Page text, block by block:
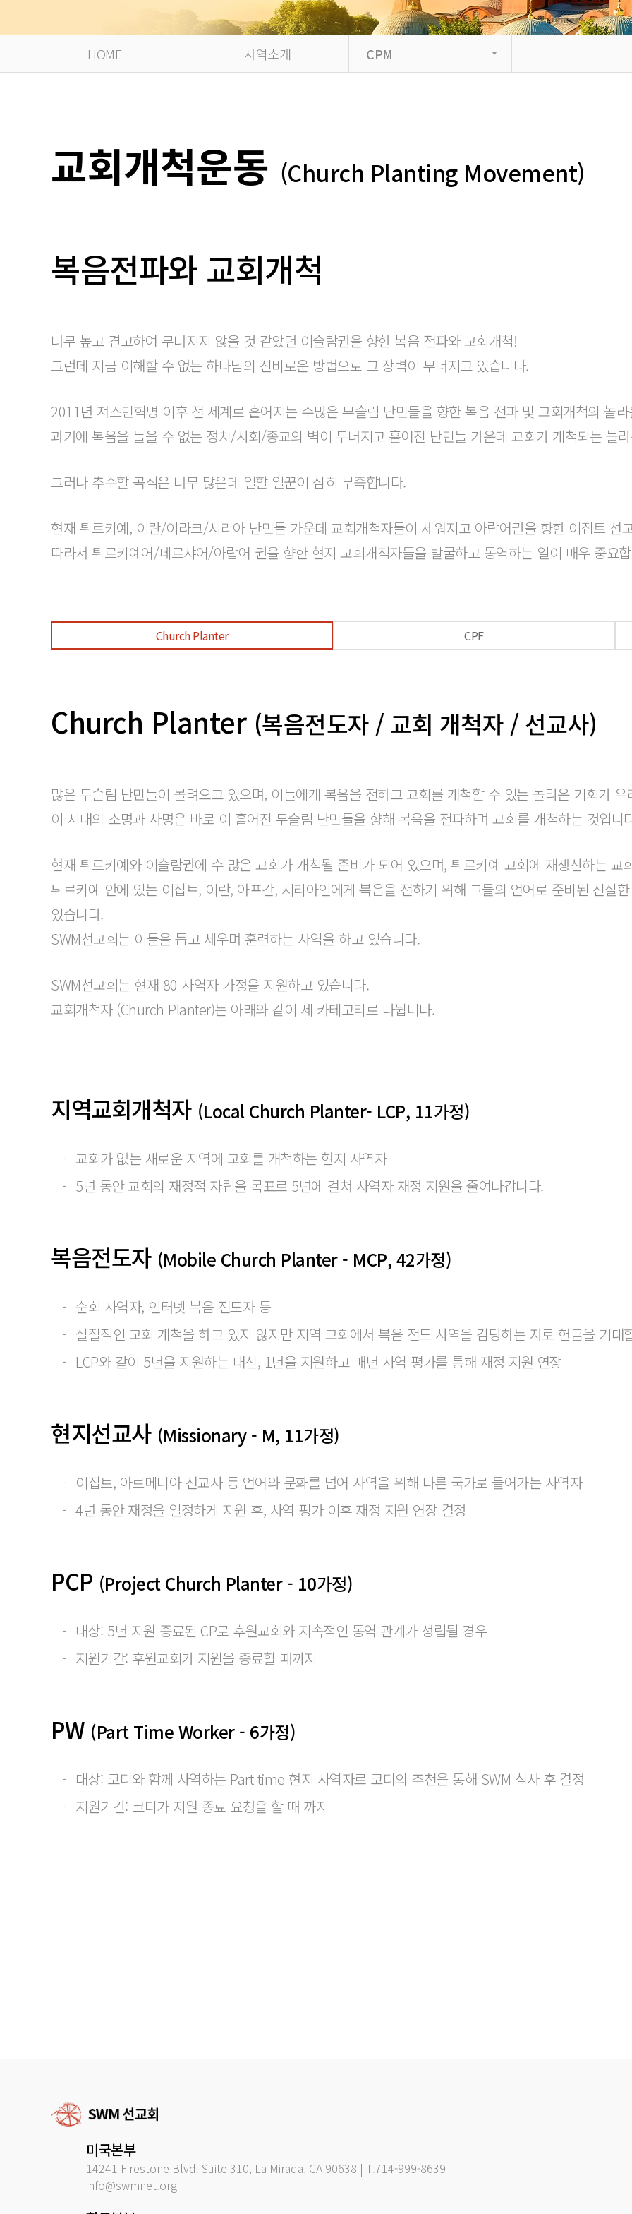
HOME 사역소개 CPM
교회개척운동 (Church Planting Movement)
복음전파와 교회개척
너무 높고 견고하여 무너지지 않을 것 같았던 이슬람권을 향한 복음 전파와 교회개척!
그런데 지금 이해할 수 없는 하나님의 신비로운 방법으로 그 장벽이 무너지고 있습니다.
2011년 져스민혁명 이후 전 세계로 흩어지는 수많은 무슬림 난민들을 향한 복음 전파 및 교회개척의 놀
과거에 복음을 들을 수 없는 정치/사회/종교의 벽이 무너지고 흩어진 난민들 가운데 교회가 개척되는 놀
그러나 추수할 곡식은 너무 많은데 일할 일꾼이 심히 부족합니다.
현재 튀르키예, 이란/이라크/시리아 난민들 가운데 교회개척자들이 세워지고 아랍어권을 향한 이집트 선
따라서 튀르키예어/페르샤어/아랍어 권을 향한 현지 교회개척자들을 발굴하고 동역하는 일이 매우 중요
Church Planter CPF
Church Planter (복음전도자 / 교회 개척자 / 선교사)
많은 무슬림 난민들이 몰려오고 있으며, 이들에게 복음을 전하고 교회를 개척할 수 있는 놀라운 기회가
이 시대의 소명과 사명은 바로 이 흩어진 무슬림 난민들을 향해 복음을 전파하며 교회를 개척하는 것입니
현재 튀르키예와 이슬람권에 수 많은 교회가 개척될 준비가 되어 있으며, 튀르키예 교회에 재생산하는 교
튀르키예 안에 있는 이집트, 이란, 아프간, 시리아인에게 복음을 전하기 위해 그들의 언어로 준비된 신실
있습니다.
SWM선교회는 이들을 돕고 세우며 훈련하는 사역을 하고 있습니다.
SWM선교회는 현재 80 사역자 가정을 지원하고 있습니다.
교회개척자 (Church Planter)는 아래와 같이 세 카테고리로 나뉩니다.
지역교회개척자 (Local Church Planter- LCP, 11가정)
교회가 없는 새로운 지역에 교회를 개척하는 현지 사역자
5년 동안 교회의 재정적 자립을 목표로 5년에 걸쳐 사역자 재정 지원을 줄여나갑니다.
복음전도자 (Mobile Church Planter - MCP, 42가정)
순회 사역자, 인터넷 복음 전도자 등
실질적인 교회 개척을 하고 있지 않지만 지역 교회에서 복음 전도 사역을 감당하는 자로 헌금을 기대
LCP와 같이 5년을 지원하는 대신, 1년을 지원하고 매년 사역 평가를 통해 재정 지원 연장
현지선교사 (Missionary - M, 11가정)
이집트, 아르메니아 선교사 등 언어와 문화를 넘어 사역을 위해 다른 국가로 들어가는 사역자
4년 동안 재정을 일정하게 지원 후, 사역 평가 이후 재정 지원 연장 결정
PCP (Project Church Planter - 10가정)
대상: 5년 지원 종료된 CP로 후원교회와 지속적인 동역 관계가 성립될 경우
지원기간: 후원교회가 지원을 종료할 때까지
PW (Part Time Worker - 6가정)
대상: 코디와 함께 사역하는 Part time 현지 사역자로 코디의 추천을 통해 SWM 심사 후 결정
지원기간: 코디가 지원 종료 요청을 할 때 까지
미국본부
14241 Firestone Blvd. Suite 310, La Mirada, CA 90638 | T.714-999-8639
info@swmnet.org